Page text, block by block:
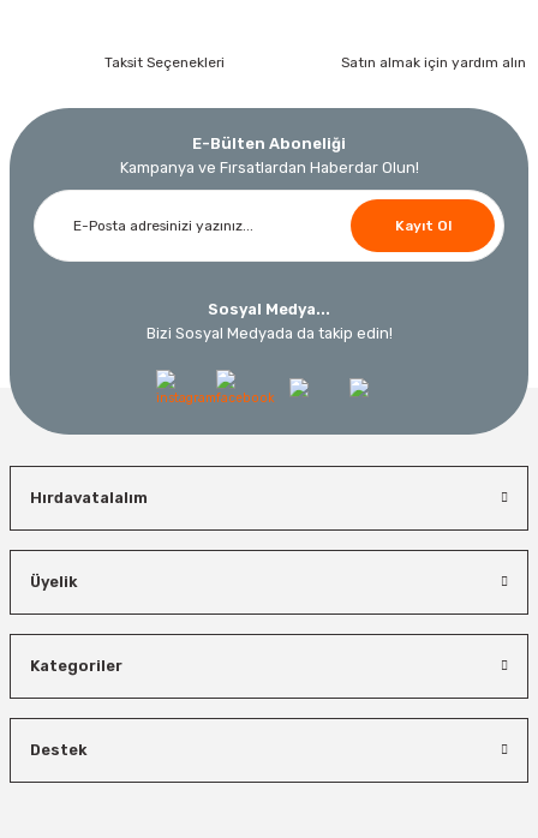
Taksit Seçenekleri Satın almak için yardım alın
E-Bülten Aboneliği
Kampanya ve Fırsatlardan Haberdar Olun!
Kayıt Ol
Sosyal Medya...
Bizi Sosyal Medyada da takip edin!
Hırdavatalalım
Üyelik
Kategoriler
Destek